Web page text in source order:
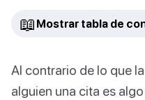
📖 Mostrar tabla de
Al contrario de lo que
alguien una cita es